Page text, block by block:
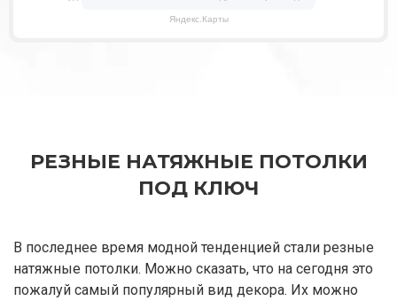
Яндекс.Карты
РЕЗНЫЕ НАТЯЖНЫЕ ПОТОЛКИ
ПОД КЛЮЧ
В последнее время модной тенденцией стали резные
натяжные потолки. Можно сказать, что на сегодня это
пожалуй самый популярный вид декора. Их можно